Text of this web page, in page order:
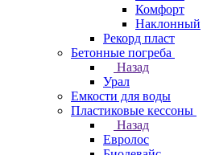
Комфорт
Наклонный
Рекорд пласт
Бетонные погреба
Назад
Урал
Емкости для воды
Пластиковые кессоны
Назад
Евролос